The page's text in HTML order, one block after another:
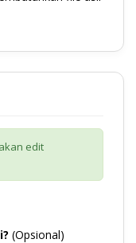
edit
(Opsional)